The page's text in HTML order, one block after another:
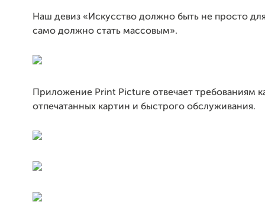
Наш девиз «Искусство должно быть не просто
само должно стать массовым».
Приложение Print Picture отвечает требованиям
отпечатанных картин и быстрого обслуживания.